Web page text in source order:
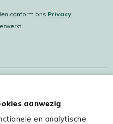
aanwezig
en analytische
conform ons Privacy